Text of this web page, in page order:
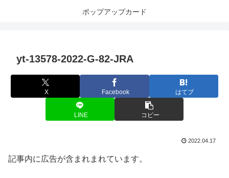
ポップアップカード
yt-13578-2022-G-82-JRA
X Facebook はてブ
LINE コピー
2022.04.17
記事内に広告が含まれまれています。